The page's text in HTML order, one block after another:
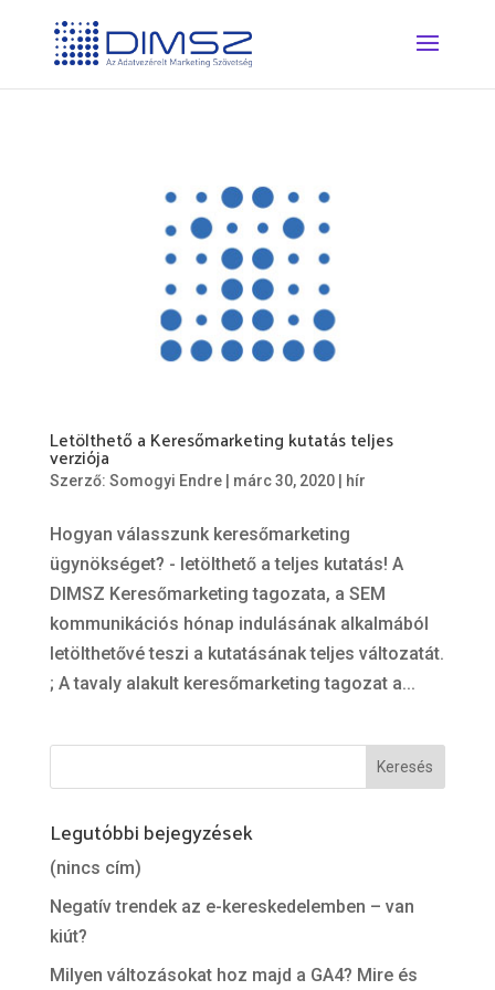
Letölthető a Keresőmarketing kutatás teljes
verziója
Szerző: Somogyi Endre| márc 30, 2020| hír
Hogyan válasszunk keresőmarketing
ügynökséget? - letölthető a teljes kutatás! A
DIMSZ Keresőmarketing tagozata, a SEM
kommunikációs hónap indulásának alkalmából
letölthetővé teszi a kutatásának teljes változatát.
; A tavaly alakult keresőmarketing tagozat a...
Legutóbbi bejegyzések
(nincs cím)
Negatív trendek az e-kereskedelemben – van
kiút?
Milyen változásokat hoz majd a GA4? Mire és